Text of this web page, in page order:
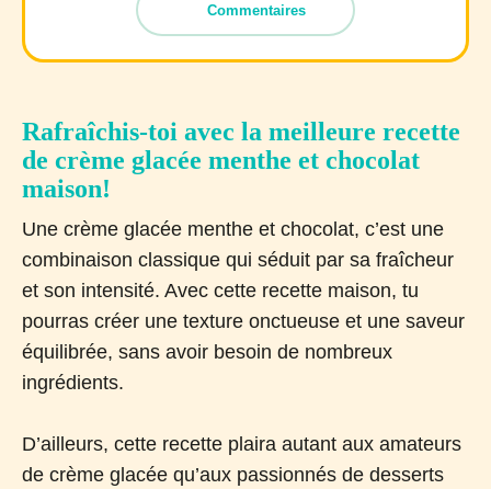
Commentaires
Rafraîchis-toi avec la meilleure recette
de crème glacée menthe et chocolat
maison!
Une crème glacée menthe et chocolat, c’est une
combinaison classique qui séduit par sa fraîcheur
et son intensité. Avec cette recette maison, tu
pourras créer une texture onctueuse et une saveur
équilibrée, sans avoir besoin de nombreux
ingrédients.
D’ailleurs, cette recette plaira autant aux amateurs
de crème glacée qu’aux passionnés de desserts